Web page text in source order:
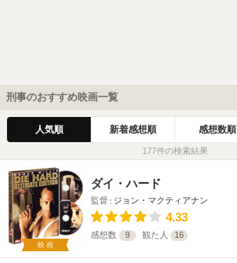
刑事のおすすめ映画一覧
人気順 新着感想順 感想数順
177件の検索結果
映画
ダイ・ハード
監督 ジョン・マクティアナン
4.33
感想数 9 観た人 16